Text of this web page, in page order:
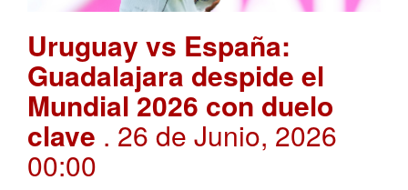
Uruguay vs España:
Guadalajara despide el
Mundial 2026 con duelo
clave . 26 de Junio, 2026
00:00